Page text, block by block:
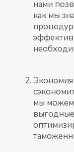
нами
как мы
Экономия
мы